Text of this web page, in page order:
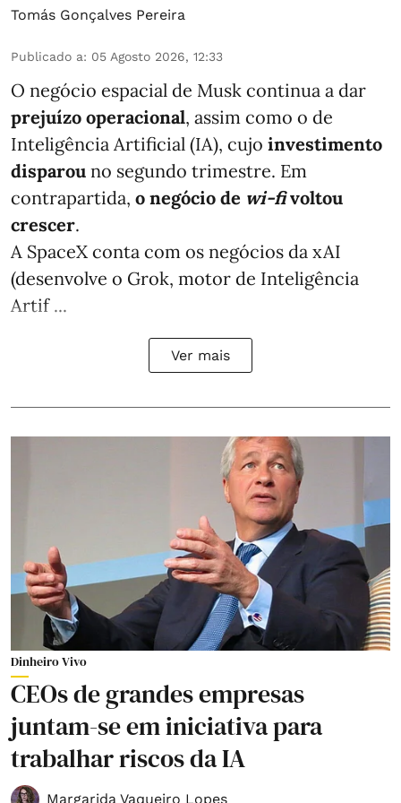
Tomás Gonçalves Pereira
Publicado a: 05 Agosto 2026, 12:33
O negócio espacial de Musk continua a dar
prejuízo operacional, assim como o de
Inteligência Artificial (IA), cujo investimento
disparou no segundo trimestre. Em
contrapartida, o negócio de wi-fivoltou
crescer.
A SpaceX conta com os negócios da xAI
(desenvolve o Grok, motor de Inteligência
Artif ...
Ver mais
Dinheiro Vivo
CEOs de grandes empresas
juntam-se em iniciativa para
trabalhar riscos da IA
Margarida Vaqueiro Lopes